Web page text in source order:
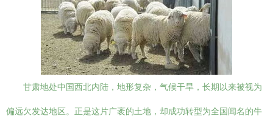
甘肃地处中国西北内陆，地形复杂，气候干旱，长期以来被视为
偏远欠发达地区。正是这片广袤的土地，却成功转型为全国闻名的牛